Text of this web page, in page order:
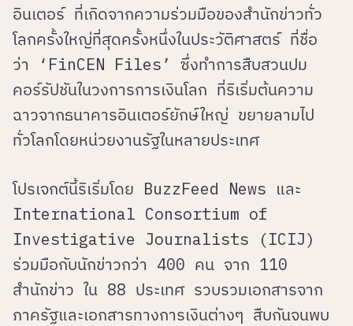
อินเตอร์ ที่เกิดจากความร่วมมือของสำนักข่าวทั่ว
โลกครั้งใหญ่ที่สุดครั้งหนึ่งในประวัติศาสตร์ ที่ชื่อ
ว่า ‘FinCEN Files’ ซึ่งทำการสืบสวนปม
คอร์รัปชันในวงการการเงินโลก ที่ริเริ่มต้นความ
ฉาวจากธนาคารอินเตอร์ยักษ์ใหญ่ ขยายลามไป
ทั่วโลกโดยหน่วยงานรัฐในหลายประเทศ
โปรเจกต์นี้ริเริ่มโดย BuzzFeed News และ
International Consortium of
Investigative Journalists (ICIJ)
ร่วมมือกับนักข่าวกว่า 400 คน จาก 110
สำนักข่าว ใน 88 ประเทศ รวบรวมเอกสารจาก
ภาครัฐและเอกสารทางการเงินต่างๆ สืบกันจนพบ